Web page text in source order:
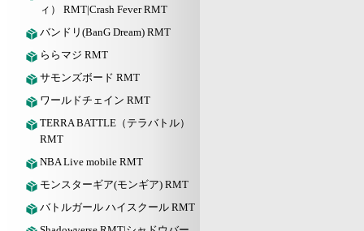
ィ） RMT|Crash Fever RMT
バンドリ(BanG Dream) RMT
ららマジ RMT
サモンズボード RMT
ワールドチェイン RMT
TERRA BATTLE（テラバトル）
RMT
NBA Live mobile RMT
モンスターギア(モンギア) RMT
バトルガール ハイスクール RMT